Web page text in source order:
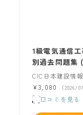
1級電気通信
別過去問題集
CIC日本建設情
¥3,080
（2026/
口コミを見る